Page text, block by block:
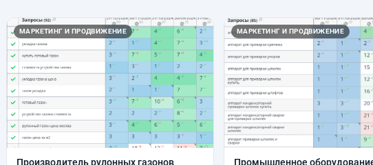
МАРКЕТИНГ И ПРОДВИЖЕНИЕ
Производитель рулонных газонов
МАРКЕТИНГ И ПРОДВИЖЕНИЕ
Промышленное